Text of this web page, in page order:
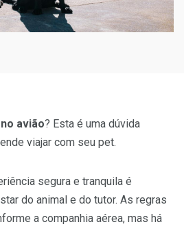
avião? Esta é uma dúvida
viajar com seu pet.
segura e tranquila é
do animal e do tutor. As regras
a companhia aérea, mas há